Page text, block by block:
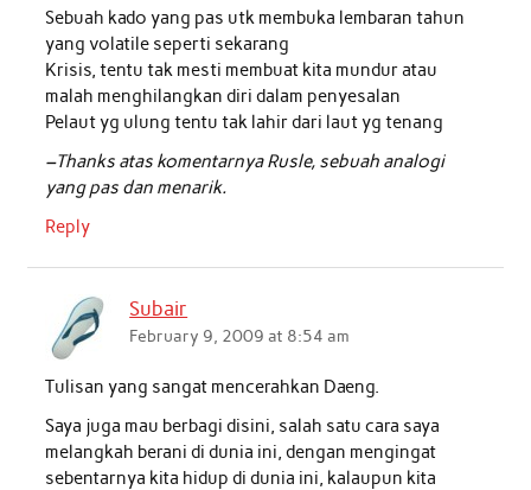
k
p
n
Sebuah kado yang pas utk membuka lembaran tahun
yang volatile seperti sekarang
Krisis, tentu tak mesti membuat kita mundur atau
malah menghilangkan diri dalam penyesalan
Pelaut yg ulung tentu tak lahir dari laut yg tenang
–Thanks atas komentarnya Rusle, sebuah analogi
yang pas dan menarik.
Reply
Subair
February 9, 2009 at 8:54 am
Tulisan yang sangat mencerahkan Daeng.
Saya juga mau berbagi disini, salah satu cara saya
melangkah berani di dunia ini, dengan mengingat
sebentarnya kita hidup di dunia ini, kalaupun kita